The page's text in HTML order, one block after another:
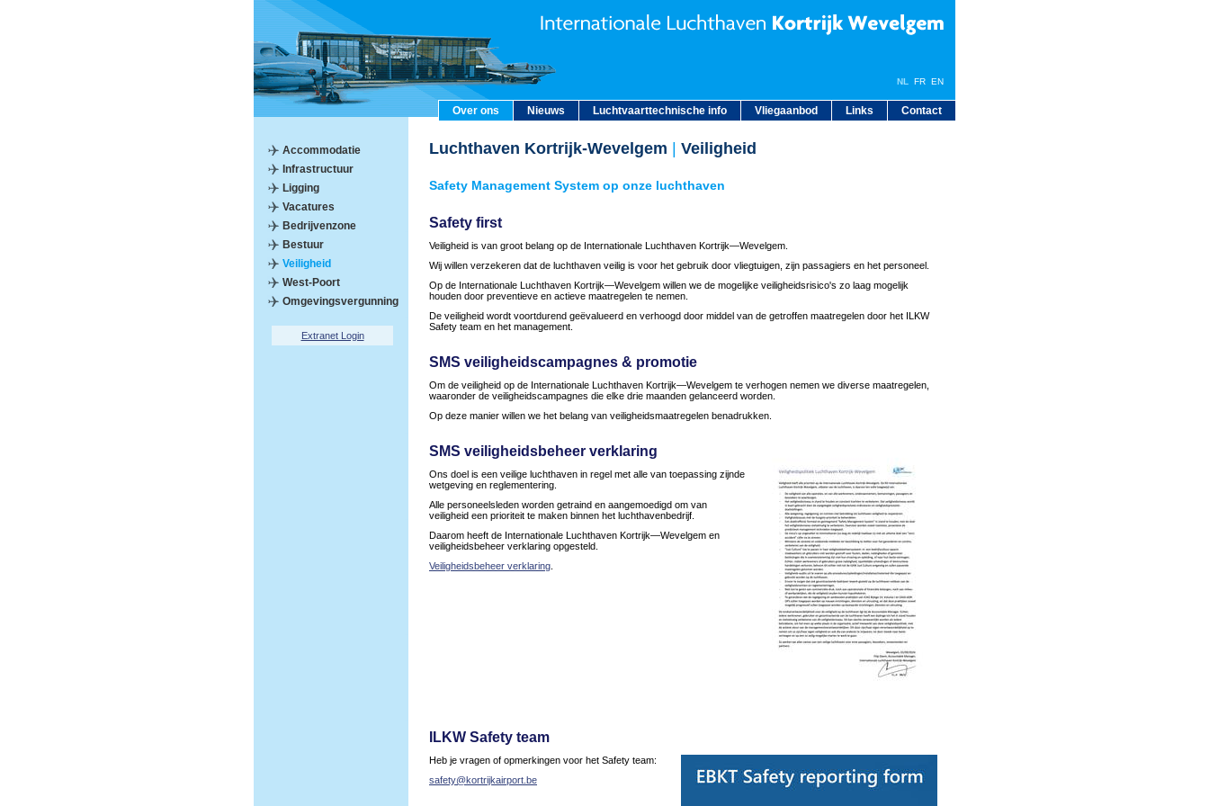
Over ons Nieuws Luchtvaarttechnische info Vliegaanbod Links Contact
NL FR EN
Accommodatie
Infrastructuur
Ligging
Vacatures
Bedrijvenzone
Bestuur
Veiligheid
West-Poort
Omgevingsvergunning
Extranet Login
Luchthaven Kortrijk-Wevelgem Veiligheid
Safety Management System op onze luchthaven
Safety first
Veiligheid is van groot belang op de Internationale Luchthaven Kortrijk—Wevelgem.
Wij willen verzekeren dat de luchthaven veilig is voor het gebruik door vliegtuigen, zijn passagiers en het personeel.
Op de Internationale Luchthaven Kortrijk—Wevelgem willen we de mogelijke veiligheidsrisico's zo laag mogelijk
houden door preventieve en actieve maatregelen te nemen.
De veiligheid wordt voortdurend geëvalueerd en verhoogd door middel van de getroffen maatregelen door het ILKW
Safety team en het management.
SMS veiligheidscampagnes & promotie
Om de veiligheid op de Internationale Luchthaven Kortrijk—Wevelgem te verhogen nemen we diverse maatregelen,
waaronder de veiligheidscampagnes die elke drie maanden gelanceerd worden.
Op deze manier willen we het belang van veiligheidsmaatregelen benadrukken.
SMS veiligheidsbeheer verklaring
Ons doel is een veilige luchthaven in regel met alle van toepassing zijnde
wetgeving en reglementering.
Alle personeelsleden worden getraind en aangemoedigd om van
veiligheid een prioriteit te maken binnen het luchthavenbedrijf.
Daarom heeft de Internationale Luchthaven Kortrijk—Wevelgem en
veiligheidsbeheer verklaring opgesteld.
Veiligheidsbeheer verklaring
ILKW Safety team
Heb je vragen of opmerkingen voor het Safety team:
safety@kortrijkairport.be